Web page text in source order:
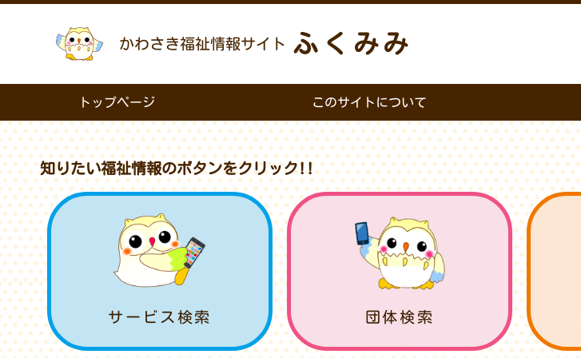
かわさき福祉情報サイト ふくみみ
トップページ このサイトについて
知りたい福祉情報のボタンをクリック!!
サービス検索 団体検索